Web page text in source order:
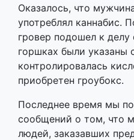
Оказалось, что
употреблял каннабис.
гровер подошел к делу
горшках были указаны
контролировалась
приобретен гроубокс.
Последнее время мы
сообщений о том, что
людей, заказавших